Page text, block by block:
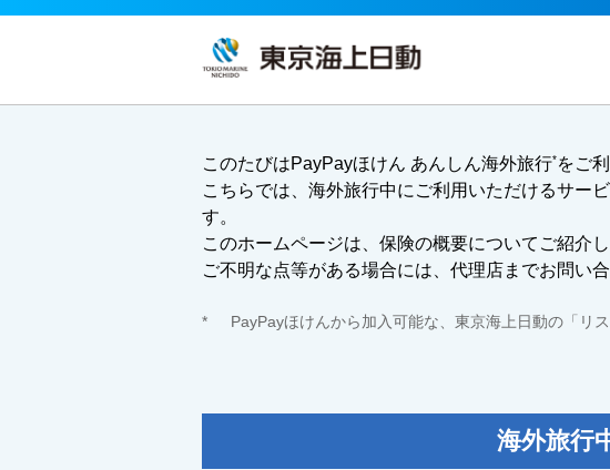
このたびはPayPayほけん あんしん海外旅行*をご
こちらでは、海外旅行中にご利用いただけるサー
す。
このホームページは、保険の概要についてご紹介
ご不明な点等がある場合には、代理店までお問い合
* PayPayほけんから加入可能な、東京海上日動の「リ
海外旅行